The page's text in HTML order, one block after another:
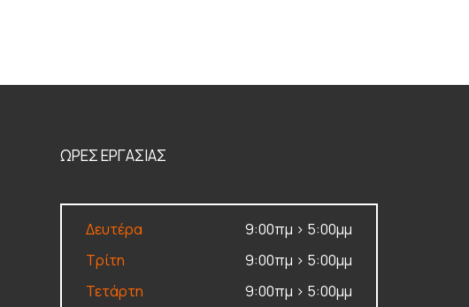
ΩΡΕΣ ΕΡΓΑΣΙΑΣ
Δευτέρα
9:00πμ > 5:00μμ
Τρίτη
9:00πμ > 5:00μμ
Τετάρτη
9:00πμ > 5:00μμ